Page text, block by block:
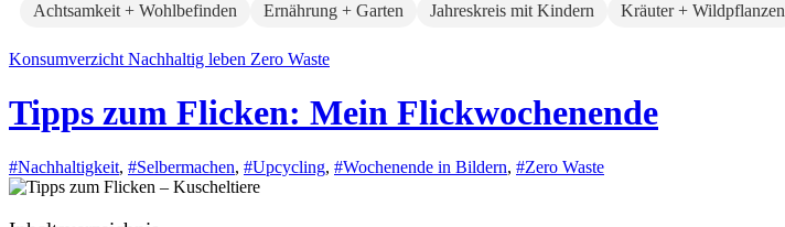
Achtsamkeit + Wohlbefinden Ernährung + Garten Jahreskreis mit Kindern Kräuter + Wildpflanzen
Konsumverzicht Nachhaltig leben Zero Waste
Tipps zum Flicken: Mein Flickwochenende
#Nachhaltigkeit, #Selbermachen, #Upcycling, #Wochenende in Bildern, #Zero Waste